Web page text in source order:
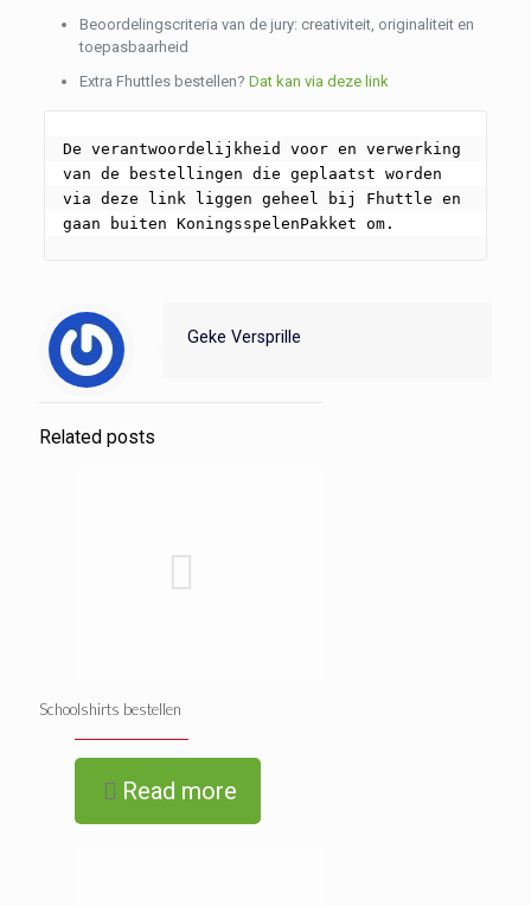
Beoordelingscriteria van de jury: creativiteit, originaliteit en
toepasbaarheid
Extra Fhuttles bestellen? Dat kan via deze link
De verantwoordelijkheid voor en verwerking
van de bestellingen die geplaatst worden
via deze link liggen geheel bij Fhuttle en
gaan buiten KoningsspelenPakket om.
Geke Versprille
Related posts
Schoolshirts bestellen
Read more